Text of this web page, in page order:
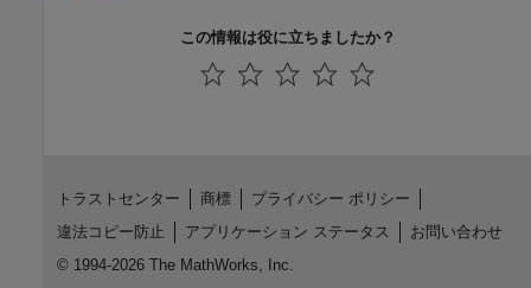
この情報は役に立ちましたか？
トラストセンター 商標
プライバシー ポリシー
違法コピー防止
アプリケーション ステータス
お問い合わせ
© 1994-2026 The MathWorks, Inc.